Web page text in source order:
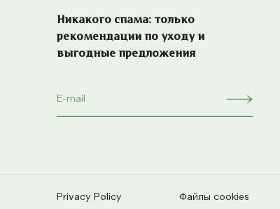
Никакого спама: только
рекомендации по уходу и
выгодные предложения
Privacy Policy Файлы cookies